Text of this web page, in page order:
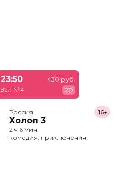
23:50
Зал №4
430 руб.
2D
Россия
Холоп 3
16+
2 ч 6 мин
комедия, приключения